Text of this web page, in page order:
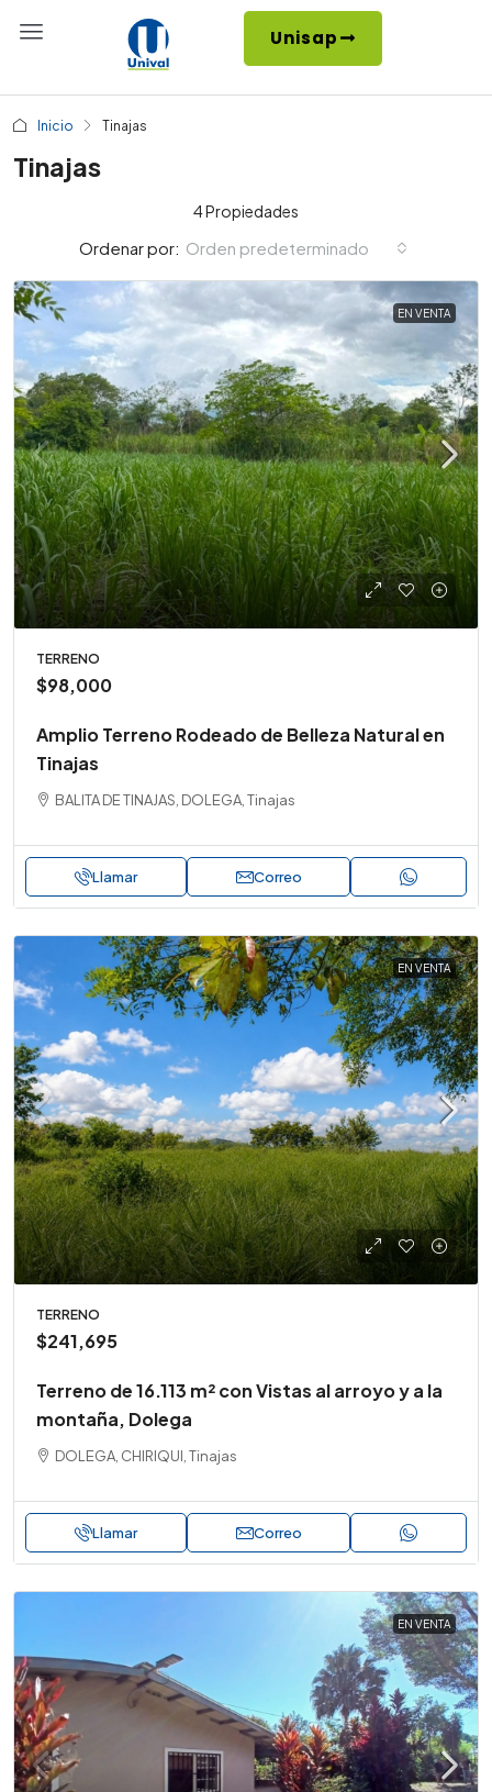
Unisap
Inicio Tinajas
Tinajas
4 Propiedades
Ordenar por: Orden predeterminado
EN VENTA
TERRENO
$98,000
Amplio Terreno Rodeado de Belleza Natural en
Tinajas
BALITA DE TINAJAS, DOLEGA, Tinajas
Llamar Correo
EN VENTA
TERRENO
$241,695
Terreno de 16.113 m² con Vistas al arroyo y a la
montaña, Dolega
DOLEGA, CHIRIQUI, Tinajas
Llamar Correo
EN VENTA